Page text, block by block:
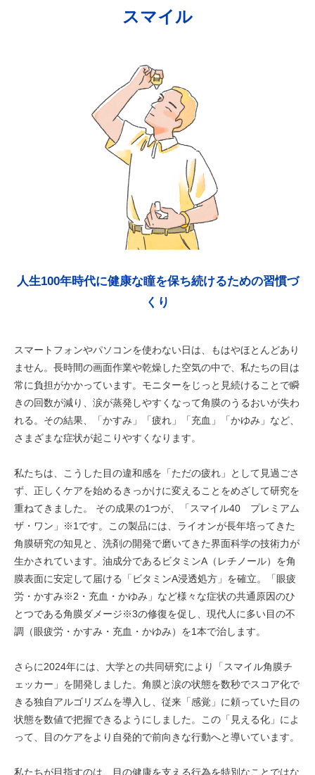
スマイル
人生100年時代に健康な瞳を保ち続けるための習慣づ
くり
スマートフォンやパソコンを使わない日は、もはやほとんどあり
ません。長時間の画面作業や乾燥した空気の中で、私たちの目は
常に負担がかかっています。モニターをじっと見続けることで瞬
きの回数が減り、涙が蒸発しやすくなって角膜のうるおいが失わ
れる。その結果、「かすみ」「疲れ」「充血」「かゆみ」など、
さまざまな症状が起こりやすくなります。
私たちは、こうした目の違和感を「ただの疲れ」として見過ごさ
ず、正しくケアを始めるきっかけに変えることをめざして研究を
重ねてきました。 その成果の1つが、「スマイル40 プレミアム
ザ・ワン」※1です。この製品には、ライオンが長年培ってきた
角膜研究の知見と、洗剤の開発で磨いてきた界面科学の技術力が
生かされています。油成分であるビタミンA（レチノール）を角
膜表面に安定して届ける「ビタミンA浸透処方」を確立。「眼疲
労・かすみ※2・充血・かゆみ」など様々な症状の共通原因のひ
とつである角膜ダメージ※3の修復を促し、現代人に多い目の不
調（眼疲労・かすみ・充血・かゆみ）を1本で治します。
さらに2024年には、大学との共同研究により「スマイル角膜チ
ェッカー」を開発しました。角膜と涙の状態を数秒でスコア化で
きる独自アルゴリズムを導入し、従来「感覚」に頼っていた目の
状態を数値で把握できるようにしました。この「見える化」によ
って、目のケアをより自発的で前向きな行動へと導いています。
私たちが目指すのは、目の健康を支える行為を特別なことではな